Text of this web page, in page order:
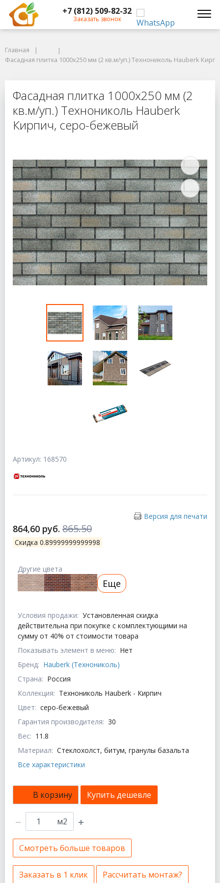
+7 (812) 509-82-32
Заказать звонок
Фасадная плитка 1000х250 мм (2 кв.м/уп.) Технониколь Hauberk
Фасадная плитка 1000х250 мм (2
Главная
Фасадная плитка 1000х250 мм (2 кв.м/уп.) Технониколь Hauberk
Фасадная плитка 1000х250 мм (2
кв.м/уп.) Технониколь Hauberk
Кирпич, серо-бежевый
Артикул: 168570
Версия для печати
864,60 руб. 865.50
Скидка 0.89999999999998
Условия продажи: Установленная скидка
действительна при покупке с комплектующими на
сумму от 40% от стоимости товара
Показывать элемент в меню: Нет
Бренд: Hauberk (Технониколь)
Страна: Россия
Коллекция: Технониколь Hauberk - Кирпич
Цвет: серо-бежевый
Гарантия производителя: 30
Вес: 11.8
Материал: Стеклохолст, битум, гранулы базальта
Все характеристики
Другие цвета
Еще
В корзину Купить дешевле
м2
Смотреть больше товаров
Заказать в 1 клик Рассчитать монтаж?